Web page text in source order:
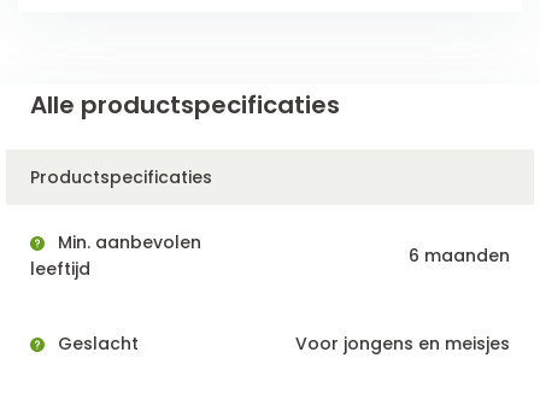
Alle productspecificaties
Productspecificaties
Min. aanbevolen
leeftijd
6 maanden
Geslacht Voor jongens en meisjes